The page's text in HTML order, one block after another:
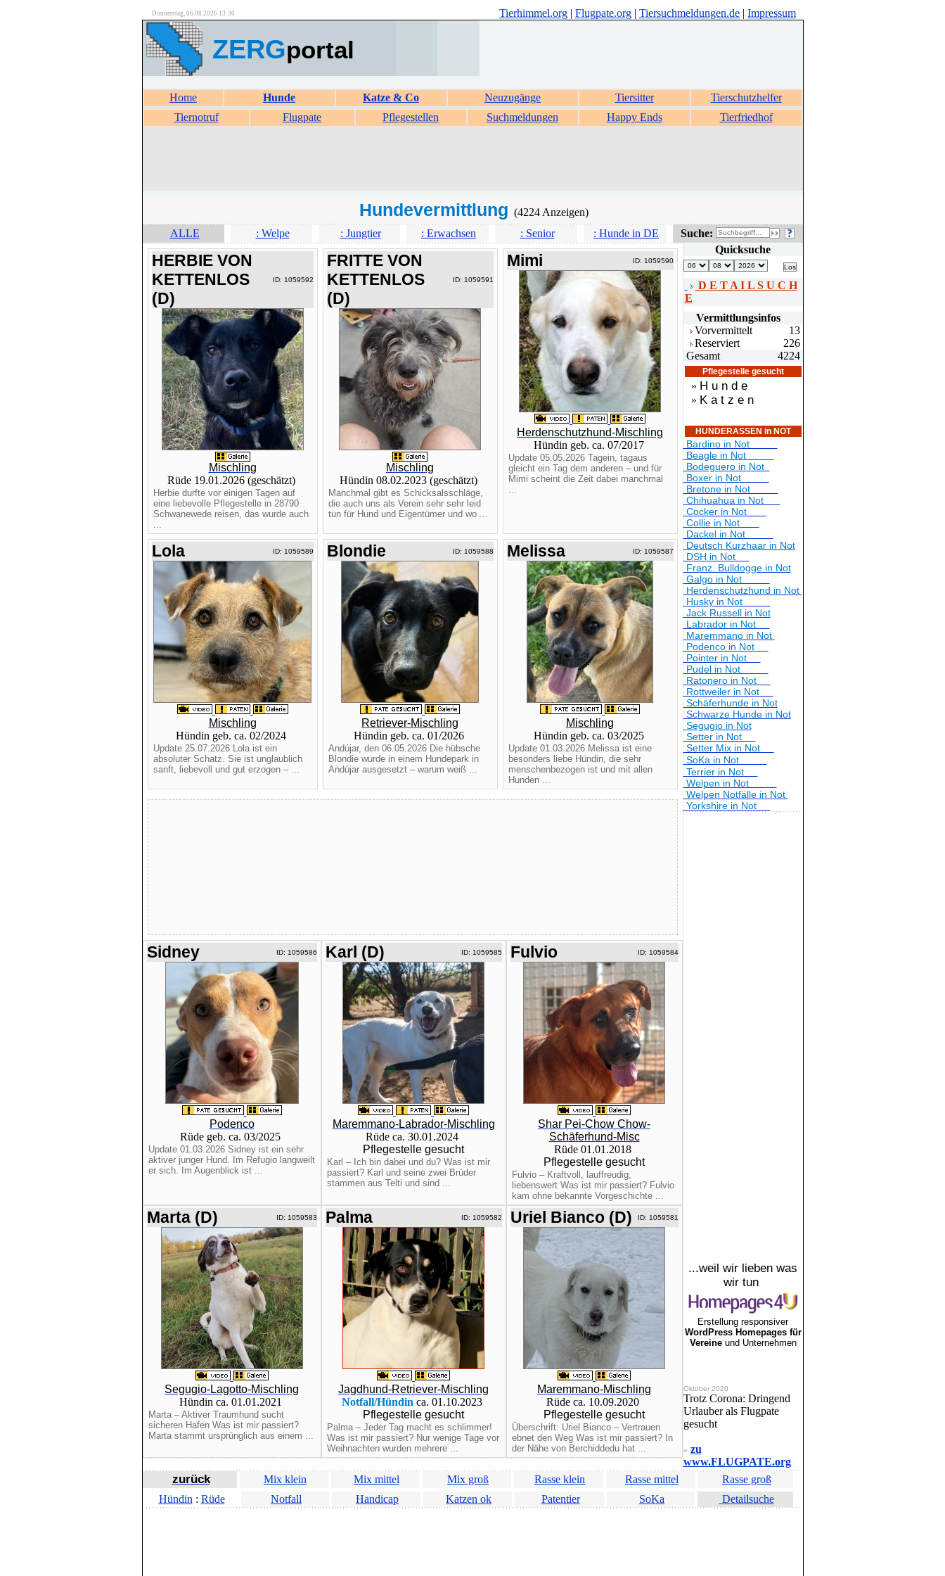
Donnerstag, 06.08.2026 13:30 Tierhimmel.org | Flugpate.org | Tiersuchmeldungen.de | Impressum
ZERGportal
Home Hunde Katze & Co Neuzugänge Tiersitter
Tierschutzhelfer
Tiernotruf
Flugpate Pflegestellen Suchmeldungen Happy Ends Tierfriedhof
Hundevermittlung (4224 Anzeigen)
ALLE
: Welpe : Jungtier : Erwachsen : Senior : Hunde in DE Suche:
HERBIE VON
KETTENLOS
(D)
ID: 1059592
Mischling
Rüde 19.01.2026 (geschätzt)
Herbie durfte vor einigen Tagen auf
eine liebevolle Pflegestelle in 28790
Schwanewede reisen, das wurde auch
...
FRITTE VON
KETTENLOS
(D)
ID: 1059591
Mischling
Hündin 08.02.2023 (geschätzt)
Manchmal gibt es Schicksalsschläge,
die auch uns als Verein sehr sehr leid
tun für Hund und Eigentümer und wo ...
Mimi ID: 1059590
Herdenschutzhund-Mischling
Hündin geb. ca. 07/2017
Update 05.05.2026 Tagein, tagaus
gleicht ein Tag dem anderen – und für
Mimi scheint die Zeit dabei manchmal
...
Lola ID: 1059589
Mischling
Hündin geb. ca. 02/2024
Update 25.07.2026 Lola ist ein
absoluter Schatz. Sie ist unglaublich
sanft, liebevoll und gut erzogen – ...
Blondie ID: 1059588
Retriever-Mischling
Hündin geb. ca. 01/2026
Andújar, den 06.05.2026 Die hübsche
Blondie wurde in einem Hundepark in
Andújar ausgesetzt – warum weiß ...
Melissa ID: 1059587
Mischling
Hündin geb. ca. 03/2025
Update 01.03.2026 Melissa ist eine
besonders liebe Hündin, die sehr
menschenbezogen ist und mit allen
Hunden ...
Sidney ID: 1059586
Podenco
Rüde geb. ca. 03/2025
Update 01.03.2026 Sidney ist ein sehr
aktiver junger Hund. Im Refugio langweilt
er sich. Im Augenblick ist ...
Karl (D) ID: 1059585
Maremmano-Labrador-Mischling
Rüde ca. 30.01.2024
Pflegestelle gesucht
Karl – Ich bin dabei und du? Was ist mir
passiert? Karl und seine zwei Brüder
stammen aus Telti und sind ...
Fulvio ID: 1059584
Shar Pei-Chow Chow-
Schäferhund-Misc
Rüde 01.01.2018
Pflegestelle gesucht
Fulvio – Kraftvoll, lauffreudig,
liebenswert Was ist mir passiert? Fulvio
kam ohne bekannte Vorgeschichte ...
Marta (D) ID: 1059583
Segugio-Lagotto-Mischling
Hündin ca. 01.01.2021
Marta – Aktiver Traumhund sucht
sicheren Hafen Was ist mir passiert?
Marta stammt ursprünglich aus einem ...
Palma ID: 1059582
Jagdhund-Retriever-Mischling
Notfall/Hündin ca. 01.10.2023
Pflegestelle gesucht
Palma – Jeder Tag macht es schlimmer!
Was ist mir passiert? Nur wenige Tage vor
Weihnachten wurden mehrere ...
Uriel Bianco (D) ID: 1059581
Maremmano-Mischling
Rüde ca. 10.09.2020
Pflegestelle gesucht
Überschrift: Uriel Bianco – Vertrauen
ebnet den Weg Was ist mir passiert? In
der Nähe von Berchiddedu hat ...
Quicksuche
D E T A I L S U C H
E
Vermittlungsinfos
Vorvermittelt
13
Reserviert
226
Gesamt
4224
Pflegestelle gesucht
» H u n d e
» K a t z e n
HUNDERASSEN in NOT
Bardino in Not
Beagle in Not
Bodeguero in Not
Boxer in Not
Bretone in Not
Chihuahua in Not
Cocker in Not
Collie in Not
Dackel in Not
Deutsch Kurzhaar in Not
DSH in Not
Franz. Bulldogge in Not
Galgo in Not
Herdenschutzhund in Not
Husky in Not
Jack Russell in Not
Labrador in Not
Maremmano in Not
Podenco in Not
Pointer in Not
Pudel in Not
Ratonero in Not
Rottweiler in Not
Schäferhunde in Not
Schwarze Hunde in Not
Segugio in Not
Setter in Not
Setter Mix in Not
SoKa in Not
Terrier in Not
Welpen in Not
Welpen Notfälle in Not
Yorkshire in Not
...weil wir lieben was
wir tun
Erstellung responsiver
WordPress Homepages für
Vereineund Unternehmen
Oktober 2020
Trotz Corona: Dringend
Urlauber als Flugpate
gesucht
» zu
www.FLUGPATE.org
zurück Mix klein Mix mittel Mix groß Rasse klein Rasse mittel
Rasse groß
Hündin : Rüde Notfall Handicap Katzen ok Patentier SoKa Detailsuche